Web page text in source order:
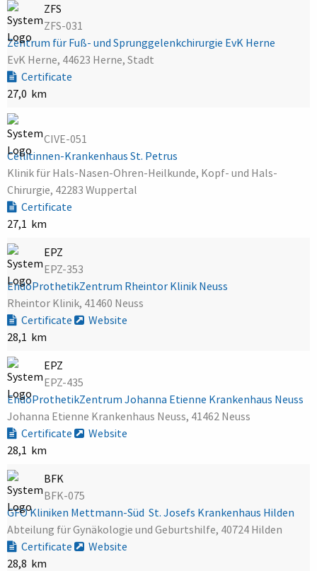
ZFS
ZFS-031
Zentrum für Fuß- und Sprunggelenkchirurgie EvK Herne
EvK Herne, 44623 Herne, Stadt
Certificate
27,0 km
CIVE-051
Cellitinnen-Krankenhaus St. Petrus
Klinik für Hals-Nasen-Ohren-Heilkunde, Kopf- und Hals-
Chirurgie, 42283 Wuppertal
Certificate
27,1 km
EPZ
EPZ-353
EndoProthetikZentrum Rheintor Klinik Neuss
Rheintor Klinik, 41460 Neuss
Certificate
Website
28,1 km
EPZ
EPZ-435
EndoProthetikZentrum Johanna Etienne Krankenhaus Neuss
Johanna Etienne Krankenhaus Neuss, 41462 Neuss
Certificate
Website
28,1 km
BFK
BFK-075
GFO Kliniken Mettmann-Süd  St. Josefs Krankenhaus Hilden
Abteilung für Gynäkologie und Geburtshilfe, 40724 Hilden
Certificate
Website
28,8 km